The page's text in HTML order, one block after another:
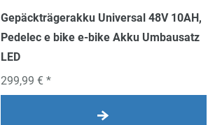
Gepäckträgerakku Universal 48V 10AH,
Pedelec e bike e-bike Akku Umbausatz
LED
299,99 € *